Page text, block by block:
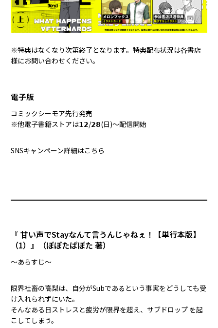
※特典はなくなり次第終了となります。特典配布状況は各書店
様にお問い合わせください。
電子版
コミックシーモア先行発売
※他電子書籍ストアは𝟭𝟮/𝟮𝟴(日)〜配信開始
SNSキャンペーン詳細はこちら
『 甘い声でStayなんて言うんじゃねぇ！【単行本版】
（1）』（ぽぽたぱぽた 著）
〜あらすじ〜
限界社畜の高梨は、自分がSubであるという事実をどうしても受
け入れられずにいた。
そんなある日ストレスと疲労が限界を超え、サブドロップ を起
こしてしまう。